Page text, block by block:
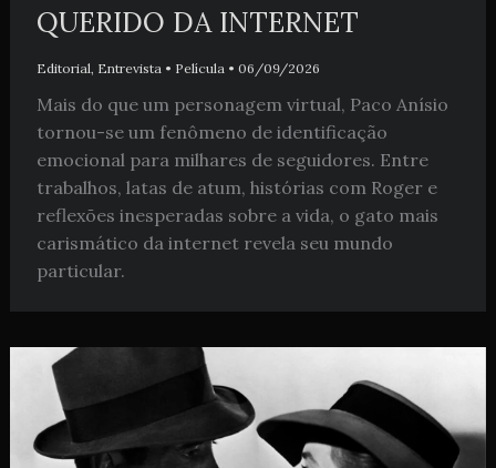
QUERIDO DA INTERNET
Editorial, Entrevista• Película • 06/09/2026
Mais do que um personagem virtual, Paco Anísio
tornou-se um fenômeno de identificação
emocional para milhares de seguidores. Entre
trabalhos, latas de atum, histórias com Roger e
reflexões inesperadas sobre a vida, o gato mais
carismático da internet revela seu mundo
particular.